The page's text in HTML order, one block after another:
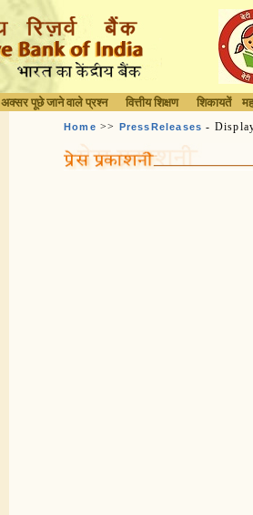
अक्सर पूछे जाने वाले प्रश्न वित्तीय शिक्षण शिकायतें
Home >> PressReleases -